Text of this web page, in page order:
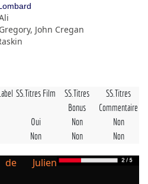
John Cregan
SS.Titres Film
SS.Titres
Bonus
SS.Titres
Commentaire
Oui Non
Non
Non Non Non
de Julien